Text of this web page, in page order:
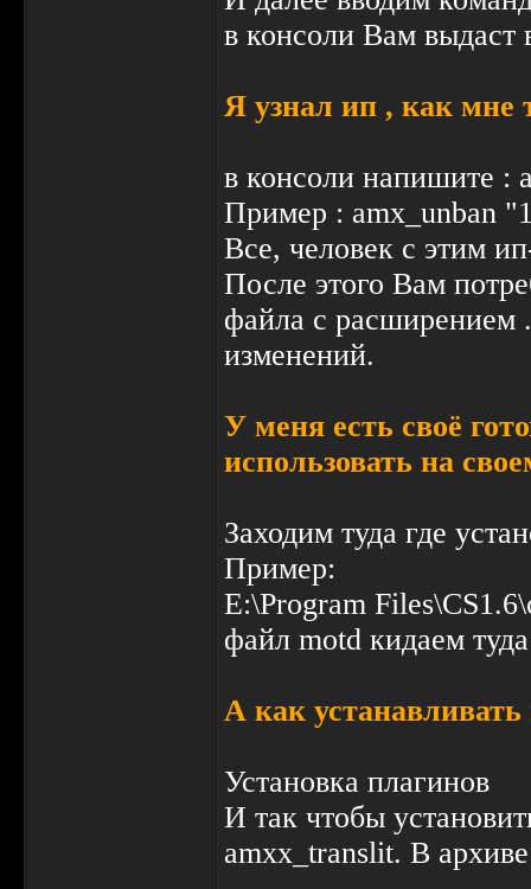
в консоли Вам выдаст
Я узнал ип , как мне
в консоли напишите :
Пример : amx_unban
Все, человек с этим
После этого Вам
файла с расширением
изменений.
У меня есть своё
использовать на
Заходим туда где
Пример:
E:\Program
файл motd кидаем туда
А как
Установка плагинов
И так чтобы
amxx_translit. В